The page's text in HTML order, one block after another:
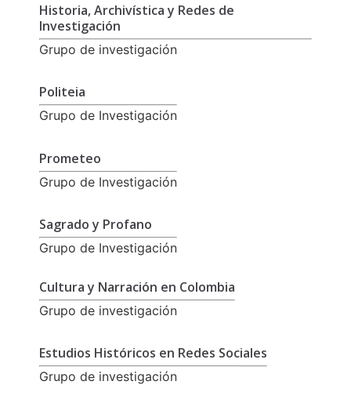
Historia, Archivística y Redes de
Investigación
Grupo de investigación
Politeia
Grupo de Investigación
Prometeo
Grupo de Investigación
Sagrado y Profano
Grupo de Investigación
Cultura y Narración en Colombia
Grupo de investigación
Estudios Históricos en Redes Sociales
Grupo de investigación